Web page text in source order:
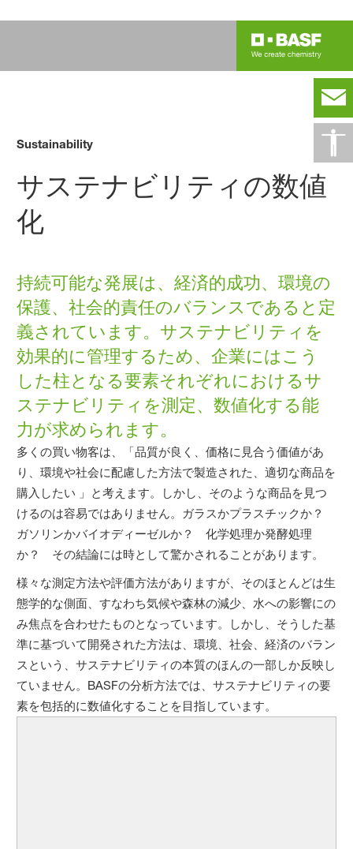
Sustainability
サステナビリティの数値
化
持続可能な発展は、経済的成功、環境の
保護、社会的責任のバランスであると定
義されています。サステナビリティを
効果的に管理するため、企業にはこう
した柱となる要素それぞれにおけるサ
ステナビリティを測定、数値化する能
力が求められます。
多くの買い物客は、「品質が良く、価格に見合う価値があ
り、環境や社会に配慮した方法で製造された、適切な商品を
購入したい 」と考えます。しかし、そのような商品を見つ
けるのは容易ではありません。ガラスかプラスチックか？
ガソリンかバイオディーゼルか？ 化学処理か発酵処理
か？ その結論には時として驚かされることがあります。
様々な測定方法や評価方法がありますが、そのほとんどは生
態学的な側面、すなわち気候や森林の減少、水への影響にの
み焦点を合わせたものとなっています。しかし、そうした基
準に基づいて開発された方法は、環境、社会、経済のバラン
スという、サステナビリティの本質のほんの一部しか反映し
ていません。BASFの分析方法では、サステナビリティの要
素を包括的に数値化することを目指しています。